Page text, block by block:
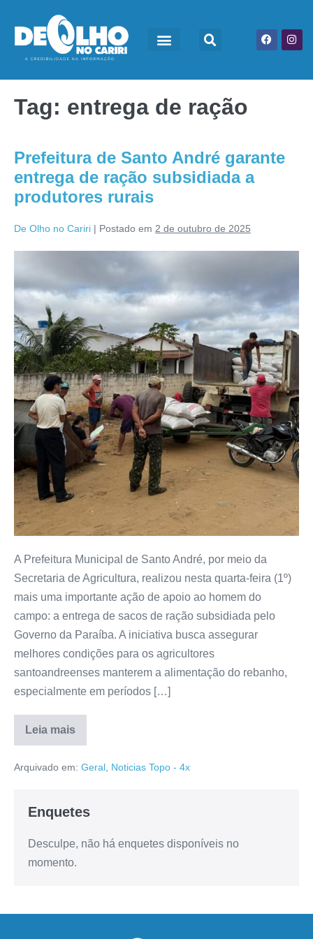
Tag: entrega de ração
Prefeitura de Santo André garante
entrega de ração subsidiada a
produtores rurais
De Olho no Cariri | Postado em 2 de outubro de 2025
A Prefeitura Municipal de Santo André, por meio da
Secretaria de Agricultura, realizou nesta quarta-feira (1º)
mais uma importante ação de apoio ao homem do
campo: a entrega de sacos de ração subsidiada pelo
Governo da Paraíba. A iniciativa busca assegurar
melhores condições para os agricultores
santoandreenses manterem a alimentação do rebanho,
especialmente em períodos […]
Leia mais
Arquivado em: Geral Noticias Topo - 4x
Enquetes
Desculpe, não há enquetes disponíveis no
momento.